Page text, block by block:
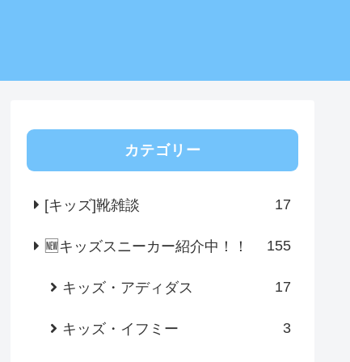
カテゴリー
[キッズ]靴雑談 17
🆕キッズスニーカー紹介中！！ 155
キッズ・アディダス 17
キッズ・イフミー 3